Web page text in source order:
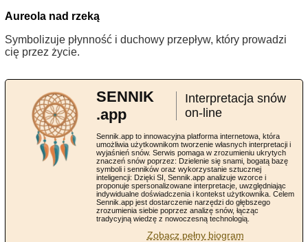
Aureola nad rzeką
Symbolizuje płynność i duchowy przepływ, który prowadzi
cię przez życie.
SENNIK
.app
Interpretacja snów
on-line
Sennik.app to innowacyjna platforma internetowa, która
umożliwia użytkownikom tworzenie własnych interpretacji i
wyjaśnień snów. Serwis pomaga w zrozumieniu ukrytych
znaczeń snów poprzez: Dzielenie się snami, bogatą bazę
symboli i senników oraz wykorzystanie sztucznej
inteligencji: Dzięki SI, Sennik.app analizuje wzorce i
proponuje spersonalizowane interpretacje, uwzględniając
indywidualne doświadczenia i kontekst użytkownika. Celem
Sennik.app jest dostarczenie narzędzi do głębszego
zrozumienia siebie poprzez analizę snów, łącząc
tradycyjną wiedzę z nowoczesną technologią.
Zobacz pełny biogram